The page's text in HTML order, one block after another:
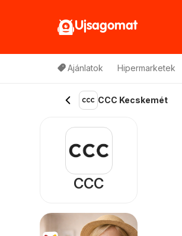
Ujsagomat
Ajánlatok Hipermarketek
CCC Kecskemét
CCC